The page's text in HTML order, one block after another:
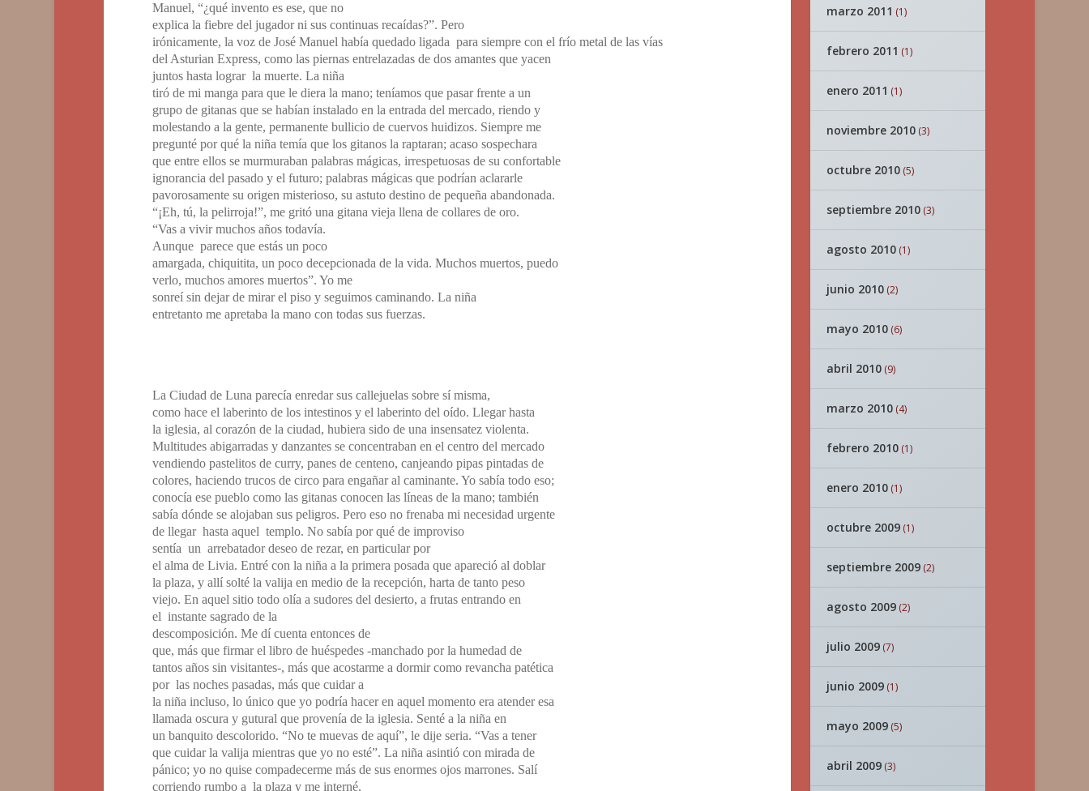
Manuel, “¿qué invento es ese, que no
explica la fiebre del jugador ni sus continuas recaídas?”. Pero
irónicamente, la voz de José Manuel había quedado ligada para siempre con el frío metal de las vías
del Asturian Express, como las piernas entrelazadas de dos amantes que yacen
juntos hasta lograr la muerte. La niña
tiró de mi manga para que le diera la mano; teníamos que pasar frente a un
grupo de gitanas que se habían instalado en la entrada del mercado, riendo y
molestando a la gente, permanente bullicio de cuervos huidizos. Siempre me
pregunté por qué la niña temía que los gitanos la raptaran; acaso sospechara
que entre ellos se murmuraban palabras mágicas, irrespetuosas de su confortable
ignorancia del pasado y el futuro; palabras mágicas que podrían aclararle
pavorosamente su origen misterioso, su astuto destino de pequeña abandonada.
“¡Eh, tú, la pelirroja!”, me gritó una gitana vieja llena de collares de oro.
“Vas a vivir muchos años todavía.
Aunque parece que estás un poco
amargada, chiquitita, un poco decepcionada de la vida. Muchos muertos, puedo
verlo, muchos amores muertos”. Yo me
sonreí sin dejar de mirar el piso y seguimos caminando. La niña
entretanto me apretaba la mano con todas sus fuerzas.
La Ciudad de Luna parecía enredar sus callejuelas sobre sí misma,
como hace el laberinto de los intestinos y el laberinto del oído. Llegar hasta
la iglesia, al corazón de la ciudad, hubiera sido de una insensatez violenta.
Multitudes abigarradas y danzantes se concentraban en el centro del mercado
vendiendo pastelitos de curry, panes de centeno, canjeando pipas pintadas de
colores, haciendo trucos de circo para engañar al caminante. Yo sabía todo eso;
conocía ese pueblo como las gitanas conocen las líneas de la mano; también
sabía dónde se alojaban sus peligros. Pero eso no frenaba mi necesidad urgente
de llegar hasta aquel templo. No sabía por qué de improviso
sentía un arrebatador deseo de rezar, en particular por
el alma de Livia. Entré con la niña a la primera posada que apareció al doblar
la plaza, y allí solté la valija en medio de la recepción, harta de tanto peso
viejo. En aquel sitio todo olía a sudores del desierto, a frutas entrando en
el instante sagrado de la
descomposición. Me dí cuenta entonces de
que, más que firmar el libro de huéspedes -manchado por la humedad de
tantos años sin visitantes-, más que acostarme a dormir como revancha patética
por las noches pasadas, más que cuidar a
la niña incluso, lo único que yo podría hacer en aquel momento era atender esa
llamada oscura y gutural que provenía de la iglesia. Senté a la niña en
un banquito descolorido. “No te muevas de aquí”, le dije seria. “Vas a tener
que cuidar la valija mientras que yo no esté”. La niña asintió con mirada de
pánico; yo no quise compadecerme más de sus enormes ojos marrones. Salí
corriendo rumbo a la plaza y me interné,
marzo 2011 (1)
febrero 2011 (1)
enero 2011 (1)
noviembre 2010(3)
octubre 2010(5)
septiembre 2010(3)
agosto 2010(1)
junio 2010(2)
mayo 2010(6)
abril 2010(9)
marzo 2010(4)
febrero 2010(1)
enero 2010(1)
octubre 2009(1)
septiembre 2009(2)
agosto 2009(2)
julio 2009(7)
junio 2009(1)
mayo 2009(5)
abril 2009(3)